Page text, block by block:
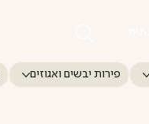
פירות יבשים ואגוזים